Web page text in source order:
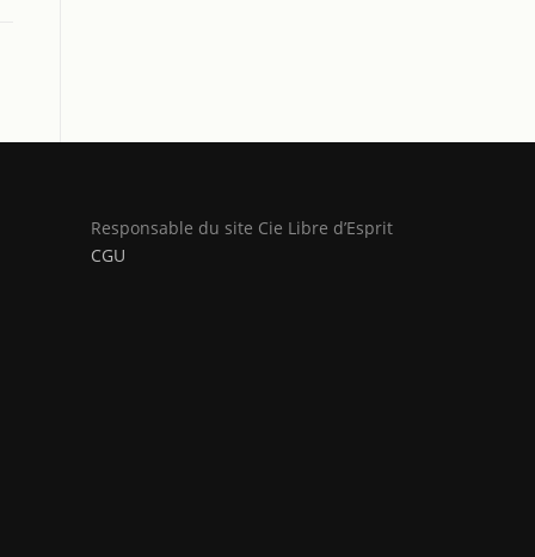
Responsable du site Cie Libre d’Esprit
CGU